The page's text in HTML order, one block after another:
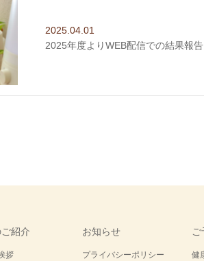
2025.04.01
2025年度よりWEB配信での結果報
紹介
拶
お知らせ
プライバシーポリシー
健